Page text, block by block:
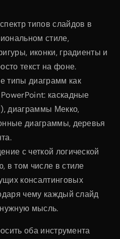
типов слайдов в
стиле,
иконки, градиенты и
текст на фоне.
типы диаграмм как
каскадные
диаграммы Мекко,
диаграммы, деревья
с четкой логической
в том числе в стиле
консалтинговых
чему каждый слайд
мысль.
оба инструмента